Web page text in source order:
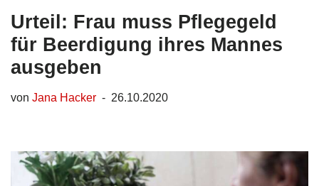
Urteil: Frau muss Pflegegeld
für Beerdigung ihres Mannes
ausgeben
von Jana Hacker 26.10.2020